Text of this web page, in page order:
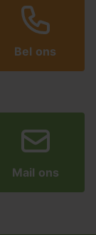
Bel ons
Mail ons